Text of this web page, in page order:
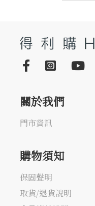
關於我們
門市資訊
購物須知
保固聲明
取貨/退貨說明